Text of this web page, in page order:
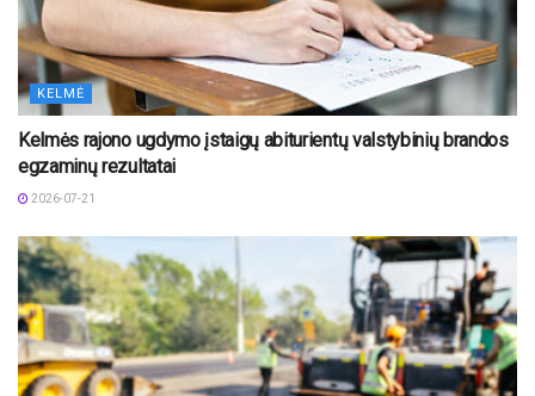
KELMĖ
Kelmės rajono ugdymo įstaigų abiturientų valstybinių brandos
egzaminų rezultatai
2026-07-21